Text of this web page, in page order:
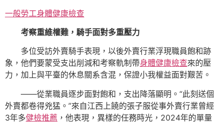
一般勞工身體健康檢查
考察重維權難，騎手面對多重壓力
多位受訪外賣騎手表現，以後外賣行業浮現職員飽和跡
象，他們要蒙受支出削減和考察軌制帶身體健康檢查來的壓
力，加上與平臺的休息關系含混，保證小我權益面對艱苦。
——從業職員逐步面對飽和，支出降落顯明。“此刻送個
外賣都卷得兇猛。”來自江西上饒的張子服從事外賣行業曾經
3年多健檢推薦 ，他表現，異樣的任務時光，2024年的單量